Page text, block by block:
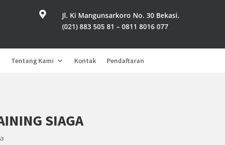

Jl. Ki Mangunsarkoro No. 30 Bekasi.
(021) 883 505 81 – 0811 8016 077
Tentang Kami Kontak Pendaftaran
SIAGA